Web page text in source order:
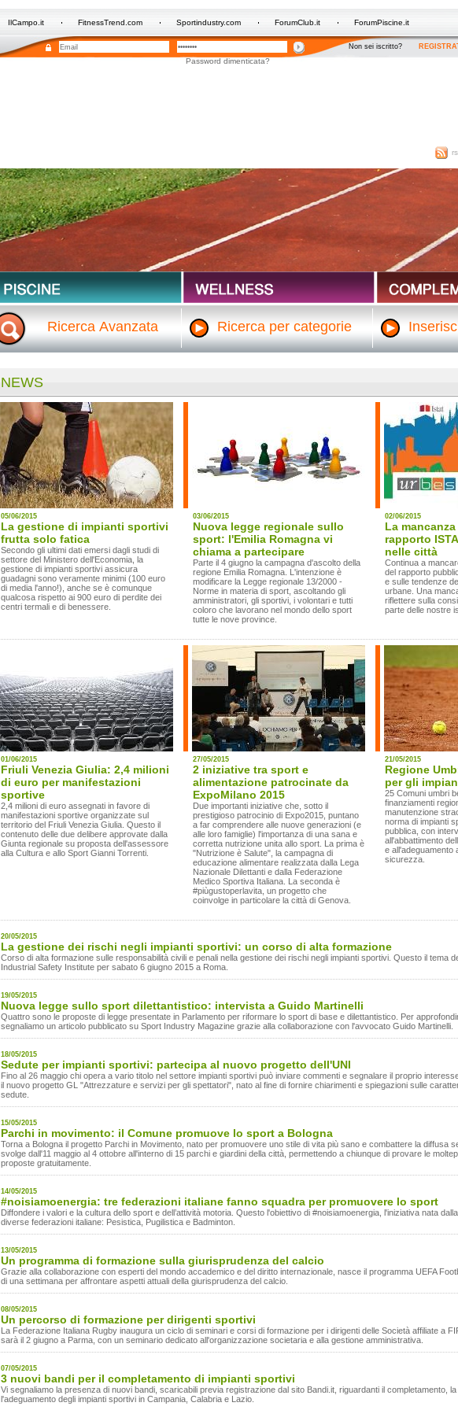
IlCampo.it FitnessTrend.com Sportindustry.com ForumClub.it ForumPiscine.it
Non sei iscritto?
Password dimenticata?
Ricerca Avanzata Ricerca per categorie
NEWS
05/06/2015
La gestione di impianti sportivi
frutta solo fatica
Secondo gli ultimi dati emersi dagli studi di
settore del Ministero dell'Economia, la
gestione di impianti sportivi assicura
guadagni sono veramente minimi (100 euro
di media l'anno!), anche se è comunque
qualcosa rispetto ai 900 euro di perdite dei
centri termali e di benessere.
03/06/2015
Nuova legge regionale sullo
sport: l'Emilia Romagna vi
chiama a partecipare
Parte il 4 giugno la campagna d'ascolto della
regione Emilia Romagna. L'intenzione è
modificare la Legge regionale 13/2000 -
Norme in materia di sport, ascoltando gli
amministratori, gli sportivi, i volontari e tutti
coloro che lavorano nel mondo dello sport
tutte le nove province.
02/06/2015
La
rapporto
nelle città
Continua a
del rapporto
e sulle tendenze
urbane. Una
riflettere sulla
parte delle nostre
01/06/2015
Friuli Venezia Giulia: 2,4 milioni
di euro per manifestazioni
sportive
2,4 milioni di euro assegnati in favore di
manifestazioni sportive organizzate sul
territorio del Friuli Venezia Giulia. Questo il
contenuto delle due delibere approvate dalla
Giunta regionale su proposta dell'assessore
alla Cultura e allo Sport Gianni Torrenti.
27/05/2015
2 iniziative tra sport e
alimentazione patrocinate da
ExpoMilano 2015
Due importanti iniziative che, sotto il
prestigioso patrocinio di Expo2015, puntano
a far comprendere alle nuove generazioni (e
alle loro famiglie) l'importanza di una sana e
corretta nutrizione unita allo sport. La prima è
"Nutrizione è Salute", la campagna di
educazione alimentare realizzata dalla Lega
Nazionale Dilettanti e dalla Federazione
Medico Sportiva Italiana. La seconda è
#piùgustoperlavita, un progetto che
coinvolge in particolare la città di Genova.
21/05/2015
Regione
per gli
25 Comuni umbri
finanziamenti
manutenzione
norma di impianti
pubblica, con
all'abbattimento
e all'adeguamento
sicurezza.
20/05/2015
La gestione dei rischi negli impianti sportivi: un corso di alta formazione
Corso di alta formazione sulle responsabilità civili e penali nella gestione dei rischi negli impianti sportivi. Questo il tema
Industrial Safety Institute per sabato 6 giugno 2015 a Roma.
19/05/2015
Nuova legge sullo sport dilettantistico: intervista a Guido Martinelli
Quattro sono le proposte di legge presentate in Parlamento per riformare lo sport di base e dilettantistico. Per
segnaliamo un articolo pubblicato su Sport Industry Magazine grazie alla collaborazione con l'avvocato Guido Martinelli.
18/05/2015
Sedute per impianti sportivi: partecipa al nuovo progetto dell'UNI
Fino al 26 maggio chi opera a vario titolo nel settore impianti sportivi può inviare commenti e segnalare il proprio
il nuovo progetto GL "Attrezzature e servizi per gli spettatori", nato al fine di fornire chiarimenti e spiegazioni sulle
sedute.
15/05/2015
Parchi in movimento: il Comune promuove lo sport a Bologna
Torna a Bologna il progetto Parchi in Movimento, nato per promuovere uno stile di vita più sano e combattere la diffusa
svolge dall'11 maggio al 4 ottobre all'interno di 15 parchi e giardini della città, permettendo a chiunque di provare le
proposte gratuitamente.
14/05/2015
#noisiamoenergia: tre federazioni italiane fanno squadra per promuovere lo sport
Diffondere i valori e la cultura dello sport e dell’attività motoria. Questo l'obiettivo di #noisiamoenergia, l'iniziativa nata
diverse federazioni italiane: Pesistica, Pugilistica e Badminton.
13/05/2015
Un programma di formazione sulla giurisprudenza del calcio
Grazie alla collaborazione con esperti del mondo accademico e del diritto internazionale, nasce il programma UEFA
di una settimana per affrontare aspetti attuali della giurisprudenza del calcio.
08/05/2015
Un percorso di formazione per dirigenti sportivi
La Federazione Italiana Rugby inaugura un ciclo di seminari e corsi di formazione per i dirigenti delle Società affiliate a
sarà il 2 giugno a Parma, con un seminario dedicato all'organizzazione societaria e alla gestione amministrativa.
07/05/2015
3 nuovi bandi per il completamento di impianti sportivi
Vi segnaliamo la presenza di nuovi bandi, scaricabili previa registrazione dal sito Bandi.it, riguardanti il completamento,
l'adeguamento degli impianti sportivi in Campania, Calabria e Lazio.